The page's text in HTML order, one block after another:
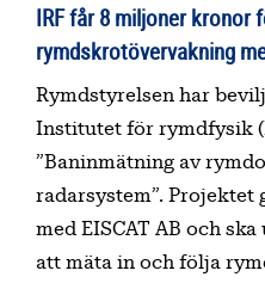
IRF får 8 miljoner kronor för utveckling av
rymdskrotövervakning
Rymdstyrelsen har
Institutet för rymdfysik
”Baninmätning av
radarsystem”. Projektet
med EISCAT AB och
att mäta in och följa